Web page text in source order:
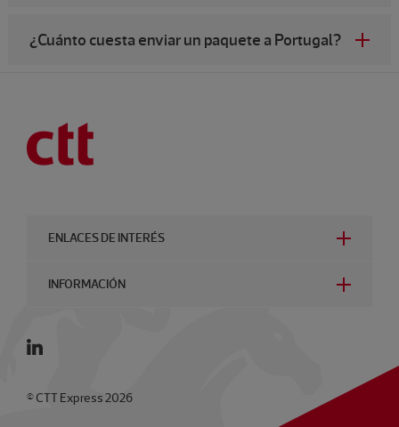
¿Cuánto cuesta enviar un paquete a Portugal?
ENLACES DE INTERÉS
INFORMACIÓN
© CTT Express 2026